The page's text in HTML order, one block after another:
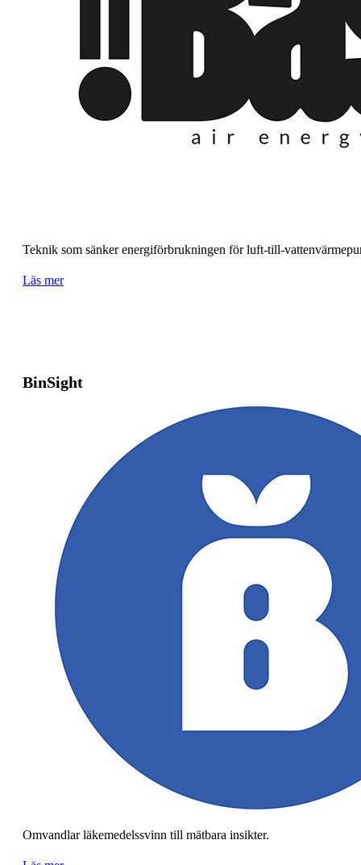
Teknik som sänker energiförbrukningen för luft-till-
Läs mer
BinSight
Omvandlar läkemedelssvinn till mätbara insikter.